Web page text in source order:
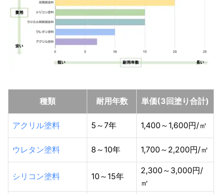
種類 耐用年数 単価(3回塗り合計)
アクリル塗料 5～7年 1,400～1,600円/㎡
ウレタン塗料 8～10年 1,700～2,200円/㎡
シリコン塗料 10～15年
2,300～3,000円/
㎡